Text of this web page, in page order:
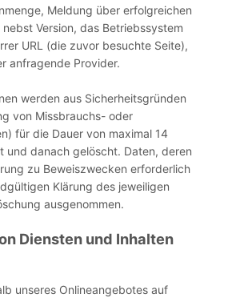
Meldung über erfolgreichen
Version, das Betriebssystem
URL (die zuvor besuchte Seite),
anfragende Provider.
werden aus Sicherheitsgründen
von Missbrauchs- oder
für die Dauer von maximal 14
und danach gelöscht. Daten, deren
zu Beweiszwecken erforderlich
Klärung des jeweiligen
ausgenommen.
Diensten und Inhalten
unseres Onlineangebotes auf